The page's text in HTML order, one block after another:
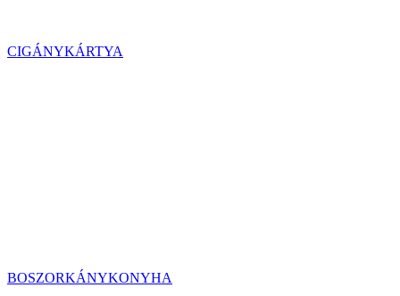
CIGÁNYKÁRTYA
BOSZORKÁNYKONYHA